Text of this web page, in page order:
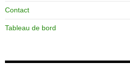
Contact
Tableau de bord